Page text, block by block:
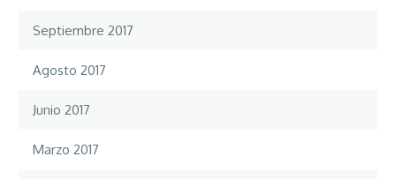
Septiembre 2017
Agosto 2017
Junio 2017
Marzo 2017